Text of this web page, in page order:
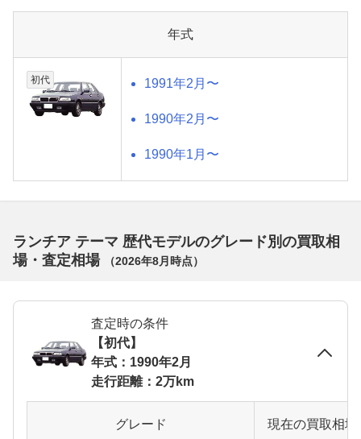
年式
初代 1991年2月〜
1990年2月〜
1990年1月〜
ランチア テーマ 歴代モデルのグレード別の買取相
場・査定相場
（2026年8月 時点）
査定時の条件
【初代】
年式：1990年2月
走行距離：2万km
グレード 現在の買取相